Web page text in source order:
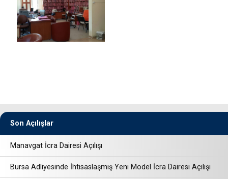
Son Açılışlar
Manavgat İcra Dairesi Açılışı
Bursa Adliyesinde İhtisaslaşmış Yeni Model İcra Dairesi Açılışı